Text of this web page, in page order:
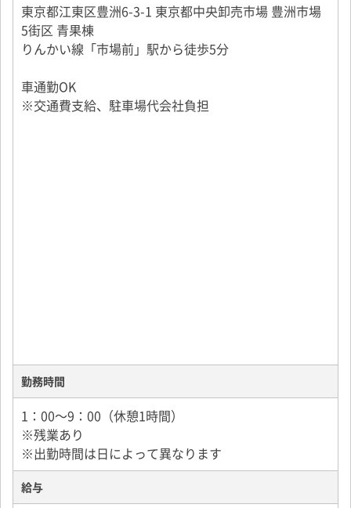
東京都江東区豊洲6-3-1 東京都中央卸売市場 豊洲市場
5街区 青果棟
りんかい線「市場前」駅から徒歩5分
車通勤OK
※交通費支給、駐車場代会社負担
勤務時間
1：00～9：00（休憩1時間）
※残業あり
※出勤時間は日によって異なります
給与